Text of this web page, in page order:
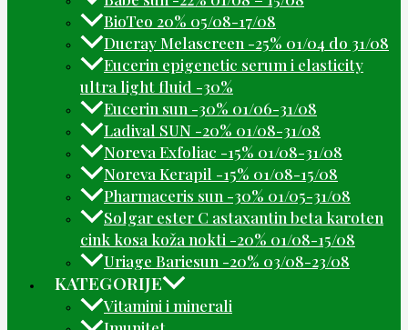
BioTeo 20% 05/08-17/08
Ducray Melascreen -25% 01/04 do 31/08
Eucerin epigenetic serum i elasticity
ultra light fluid -30%
Eucerin sun -30% 01/06-31/08
Ladival SUN -20% 01/08-31/08
Noreva Exfoliac -15% 01/08-31/08
Noreva Kerapil -15% 01/08-15/08
Pharmaceris sun -30% 01/05-31/08
Solgar ester C astaxantin beta karoten
cink kosa koža nokti -20% 01/08-15/08
Uriage Bariesun -20% 03/08-23/08
KATEGORIJE
Vitamini i minerali